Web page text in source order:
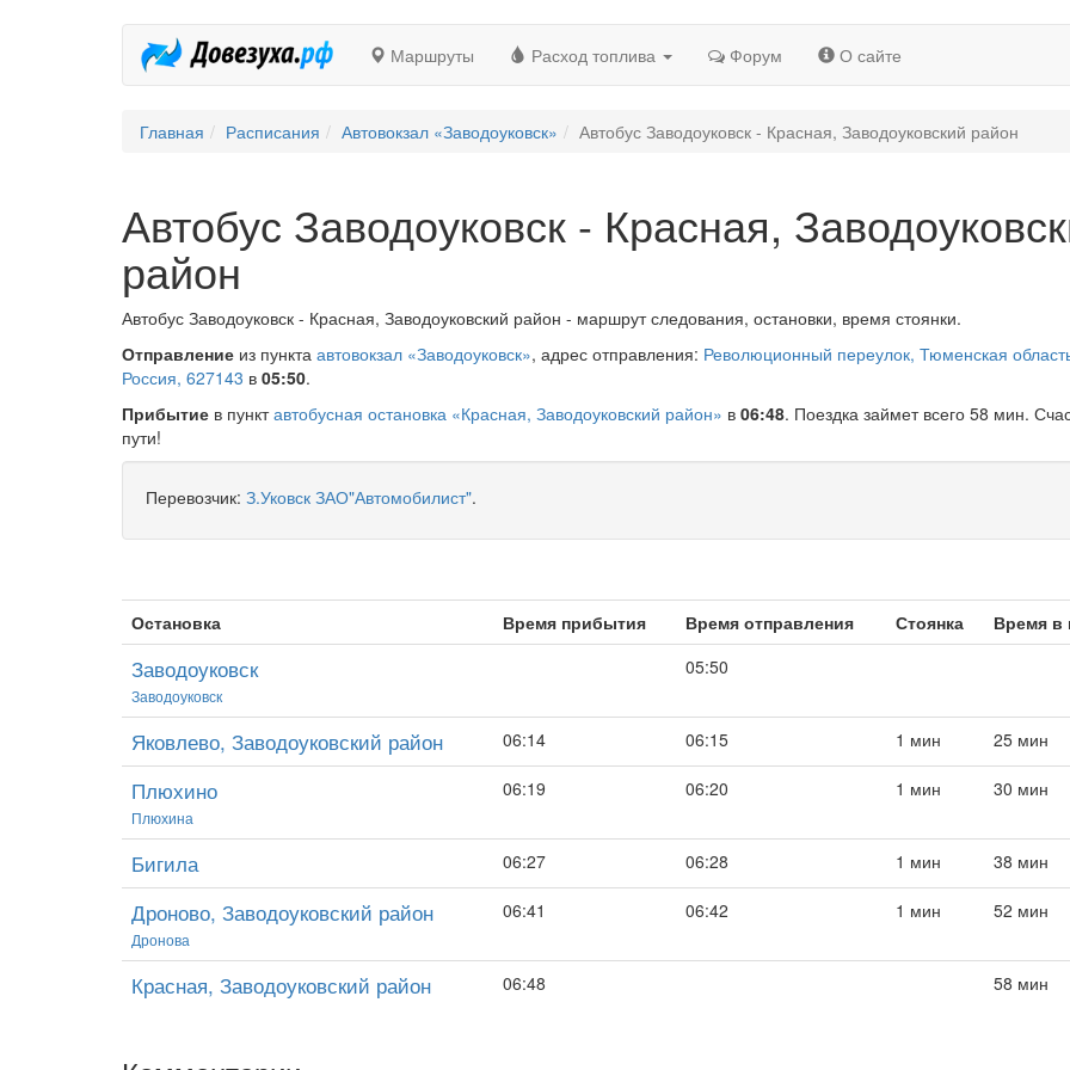
Маршруты Расход топлива Форум О сайте
Главная Расписания Автовокзал «Заводоуковск» Автобус Заводоуковск - Красная, Заводоуковский район
Автобус Заводоуковск - Красная,
район
Автобус Заводоуковск - Красная, Заводоуковский район - маршрут следования, остановки, время стоянки.
Отправление из пункта автовокзал «Заводоуковск», адрес отправления: Революционный переулок, Тюменская
Россия, 627143 в 05:50.
Прибытие в пунктавтобусная остановка «Красная, Заводоуковский район» в 06:48. Поездка займет всего 58 мин.
пути!
Перевозчик: З.Уковск ЗАО"Автомобилист".
Остановка Время прибытия Время отправления Стоянка Время в
Заводоуковск
Заводоуковск
05:50
Яковлево, Заводоуковский район 06:14 06:15 1 мин 25 мин
Плюхино
Плюхина
06:19 06:20 1 мин 30 мин
Бигила 06:27 06:28 1 мин 38 мин
Дроново, Заводоуковский район
Дронова
06:41 06:42 1 мин 52 мин
Красная, Заводоуковский район 06:48 58 мин